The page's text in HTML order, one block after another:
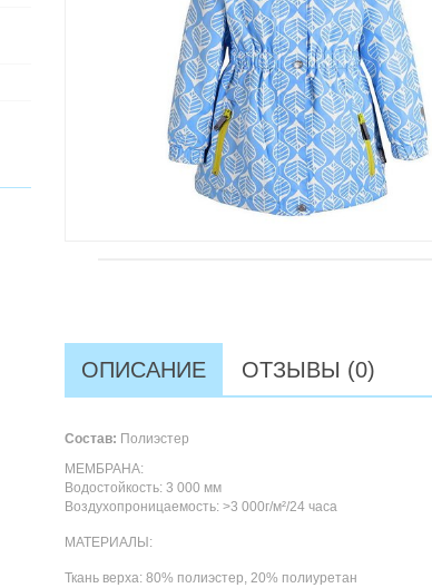
ОПИСАНИЕ ОТЗЫВЫ (0)
Состав: Полиэстер
МЕМБРАНА:
Водостойкость: 3 000 мм
Воздухопроницаемость: >3 000г/м²/24 часа
МАТЕРИАЛЫ:
Ткань верха: 80% полиэстер, 20% полиуретан